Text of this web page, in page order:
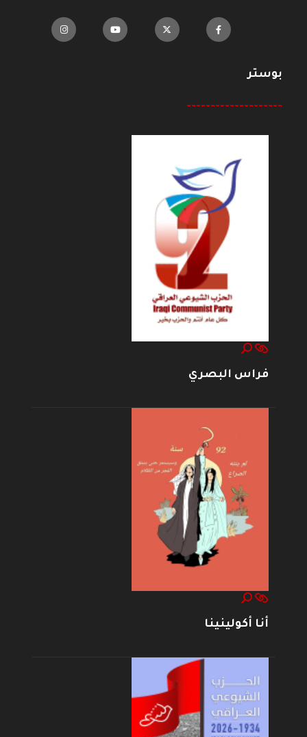
بوستر
--------------------
فراس البصري
أنا أكولينينا